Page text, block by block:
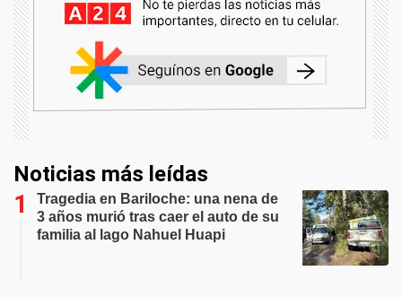
Noticias más leídas
Tragedia en Bariloche: una nena de
3 años murió tras caer el auto de su
familia al lago Nahuel Huapi